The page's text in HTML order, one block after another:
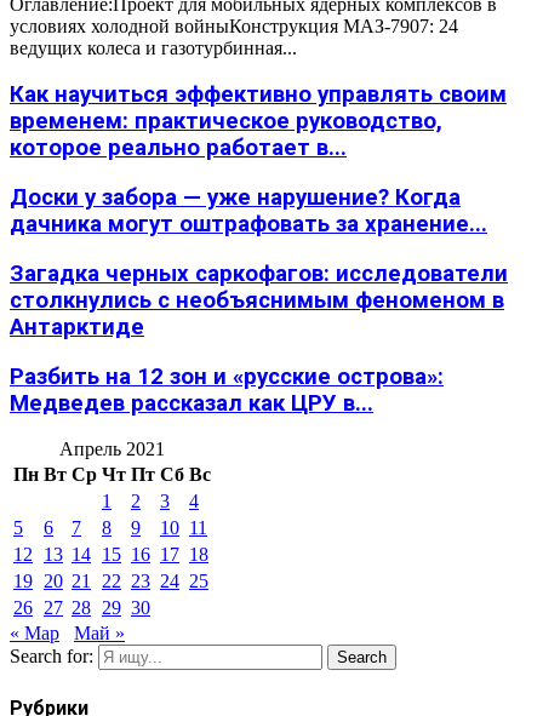
условиях холодной войныКонструкция МАЗ-7907: 24
ведущих колеса и газотурбинная...
Как научиться эффективно управлять своим
временем: практическое руководство,
которое реально работает в...
Доски у забора — уже нарушение? Когда
дачника могут оштрафовать за хранение...
Загадка черных саркофагов: исследователи
столкнулись с необъяснимым феноменом в
Антарктиде
Разбить на 12 зон и «русские острова»:
Медведев рассказал как ЦРУ в...
Апрель 2021
Пн Вт Ср Чт Пт Сб Вс
1
2 3
4
5
6 7 8 9 10 11
12
13 14 15 16 17 18
19 20 21 22 23 24 25
26 27 28 29 30
« Мар
Май »
Search for:
Search
Рубрики